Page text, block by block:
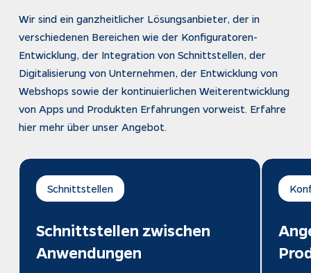
heben möchten.
Wir sind ein ganzheitlicher Lösungsanbieter, der in
verschiedenen Bereichen wie der Konfiguratoren-
Entwicklung, der Integration von Schnittstellen, der
Digitalisierung von Unternehmen, der Entwicklung von
Webshops sowie der kontinuierlichen Weiterentwicklung
von Apps und Produkten Erfahrungen vorweist. Erfahre
hier mehr über unser Angebot.
Schnittstellen
Schnittstellen zwischen
Anwendungen